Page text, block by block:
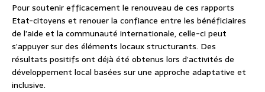
Pour soutenir efficacement le renouveau de ces rapports
Etat-citoyens et renouer la confiance entre les bénéficiaires
de l’aide et la communauté internationale, celle-ci peut
s’appuyer sur des éléments locaux structurants. Des
résultats positifs ont déjà été obtenus lors d’activités de
développement local basées sur une approche adaptative et
inclusive.